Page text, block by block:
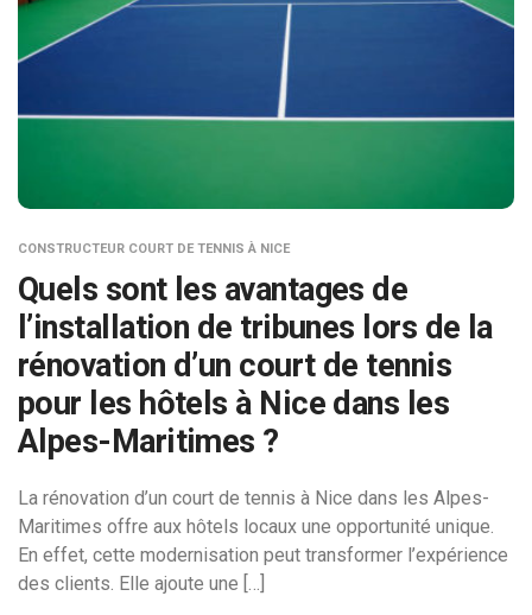
CONSTRUCTEUR COURT DE TENNIS À NICE
Quels sont les avantages de
l’installation de tribunes lors de la
rénovation d’un court de tennis
pour les hôtels à Nice dans les
Alpes-Maritimes ?
La rénovation d’un court de tennis à Nice dans les Alpes-
Maritimes offre aux hôtels locaux une opportunité unique.
En effet, cette modernisation peut transformer l’expérience
des clients. Elle ajoute une […]